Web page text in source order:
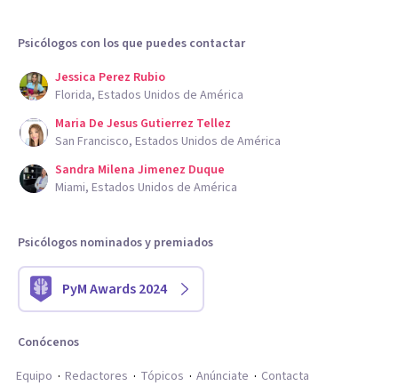
Psicólogos con los que puedes contactar
Jessica Perez Rubio
Florida, Estados Unidos de América
Maria De Jesus Gutierrez Tellez
San Francisco, Estados Unidos de América
Sandra Milena Jimenez Duque
Miami, Estados Unidos de América
Psicólogos nominados y premiados
PyM Awards 2024
Conócenos
Equipo
Redactores Tópicos Anúnciate Contacta